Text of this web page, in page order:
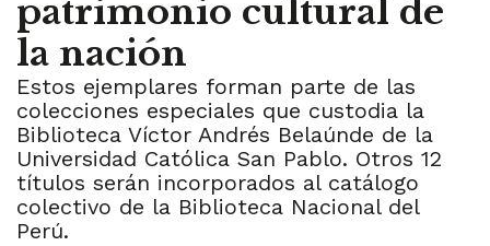
patrimonio cultural de
la nación
Estos ejemplares forman parte de las
colecciones especiales que custodia la
Biblioteca Víctor Andrés Belaúnde de la
Universidad Católica San Pablo. Otros 12
títulos serán incorporados al catálogo
colectivo de la Biblioteca Nacional del
Perú.